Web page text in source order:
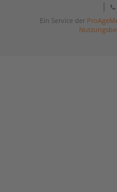
Ein Service der